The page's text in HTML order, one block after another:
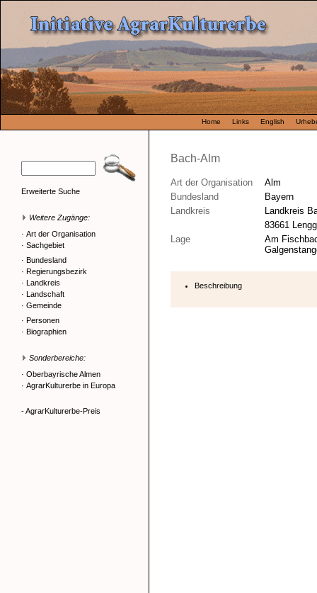
Home Links English
Erweiterte Suche
Weitere Zugänge:
· Art der Organisation
· Sachgebiet
· Bundesland
· Regierungsbezirk
· Landkreis
· Landschaft
· Gemeinde
· Personen
· Biographien
Sonderbereiche:
· Oberbayrische Almen
· AgrarKulturerbe in Europa
- AgrarKulturerbe-Preis
Bach-Alm
Art der Organisation
Alm
Bundesland
Bayern
Landkreis
Landkreis
83661
Lage
Am
Beschreibung